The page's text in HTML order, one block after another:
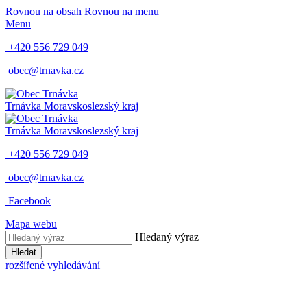
Rovnou na obsah Rovnou na menu
Menu
+420 556 729 049
obec@trnavka.cz
Trnávka Moravskoslezský kraj
Trnávka Moravskoslezský kraj
+420 556 729 049
obec@trnavka.cz
Facebook
Mapa webu
Hledaný výraz
Hledat
rozšířené vyhledávání